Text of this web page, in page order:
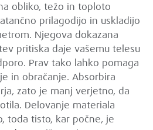
obliko, težo in toploto
prilagodijo in uskladijo
Njegova dokazana
pritiska daje vašemu telesu
Prav tako lahko pomaga
in obračanje. Absorbira
zato je manj verjetno, da
Delovanje materiala
toda tisto, kar počne, je